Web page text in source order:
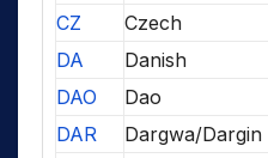
CZ
Czech
DA
Danish
DAO
Dao
DAR
Dargwa/Dargin